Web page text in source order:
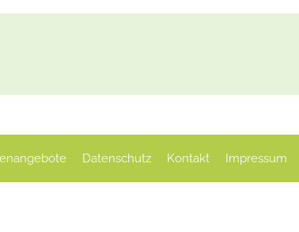
Datenschutz Kontakt Impressum